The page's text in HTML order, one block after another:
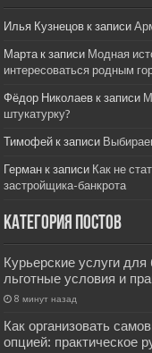
Илья Кузнецов к записи
Мартак записи Модная
интересоваться родным
Фёдор Николаев к записи
штукатурку?
Тимофей к записи
Герман к записи Как не
застройщика-банкрота
Категория постов
Курьерские услуги
льготные условия и
8 минут назад
Как организовать
опцией: практическое